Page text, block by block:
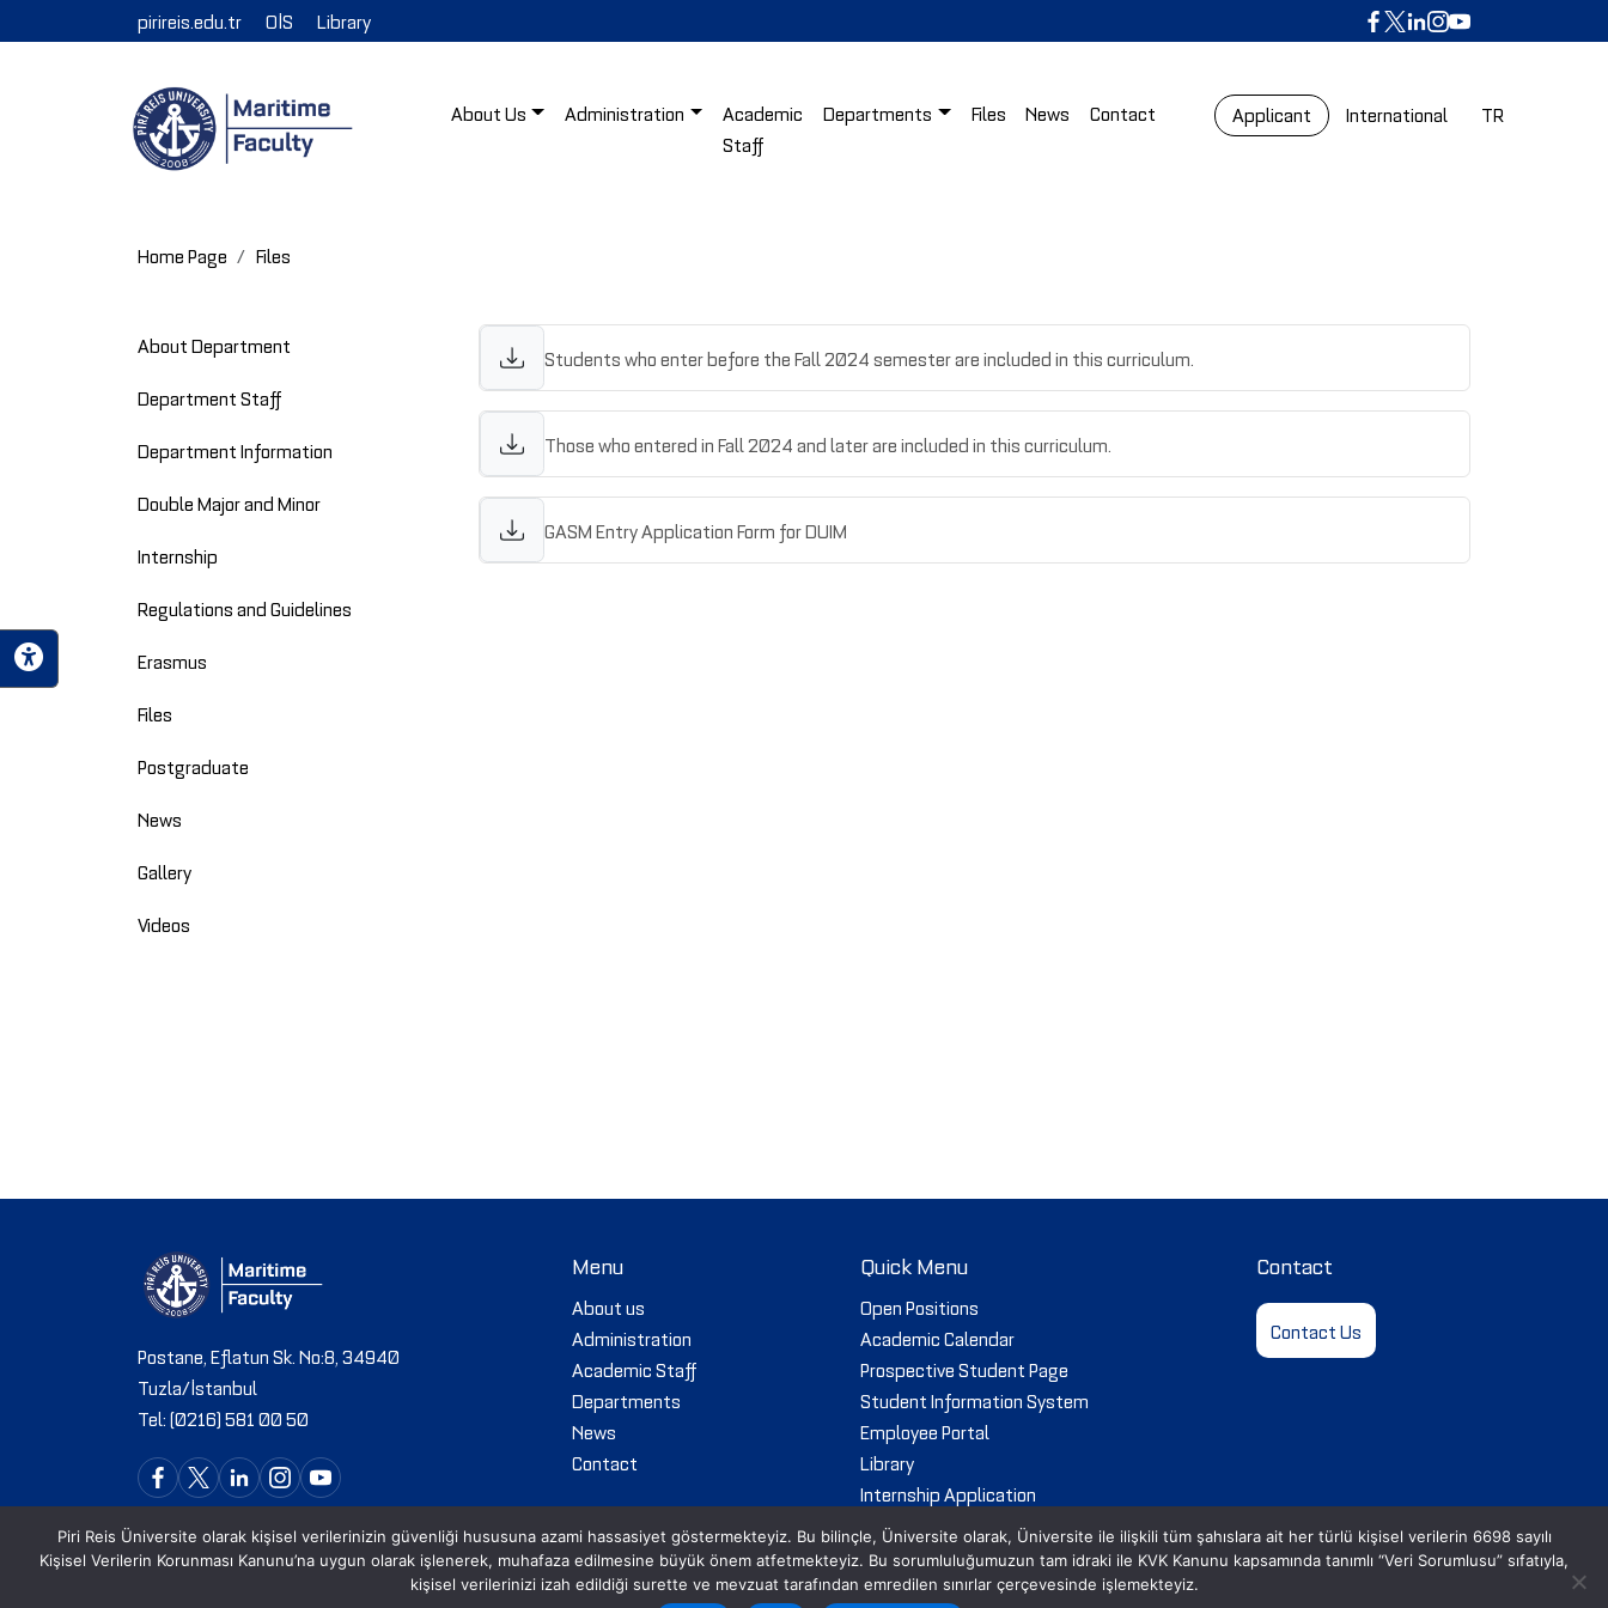
pirireis.edu.tr OİS Library
About Us Administration
Academic
Staff
Departments Files News Contact Applicant International TR
Home Page Files
About Department
Department Staff
Department Information
Double Major and Minor
Internship
Regulations and Guidelines
Erasmus
Files
Postgraduate
News
Gallery
Videos
Students who enter before the Fall 2024 semester are included in this curriculum.
Those who entered in Fall 2024 and later are included in this curriculum.
GASM Entry Application Form for DUIM
Postane, Eflatun Sk. No:8, 34940
Tuzla/İstanbul
Tel: (0216) 581 00 50
Menu
About us
Administration
Academic Staff
Departments
News
Contact
Quick Menu
Open Positions
Academic Calendar
Prospective Student Page
Student Information System
Employee Portal
Library
Internship Application
Web Mail
Tenders
Contact
Contact Us
Piri Reis Üniversite olarak kişisel verilerinizin güvenliği hususuna azami hassasiyet göstermekteyiz. Bu bilinçle, Üniversite olarak, Üniversite ile ilişkili tüm şahıslara ait her türlü kişisel verilerin 6698 sayılı
Kişisel Verilerin Korunması Kanunu’na uygun olarak işlenerek, muhafaza edilmesine büyük önem atfetmekteyiz. Bu sorumluluğumuzun tam idraki ile KVK Kanunu kapsamında tanımlı “Veri Sorumlusu” sıfatıyla,
kişisel verilerinizi izah edildiği surette ve mevzuat tarafından emredilen sınırlar çerçevesinde işlemekteyiz.